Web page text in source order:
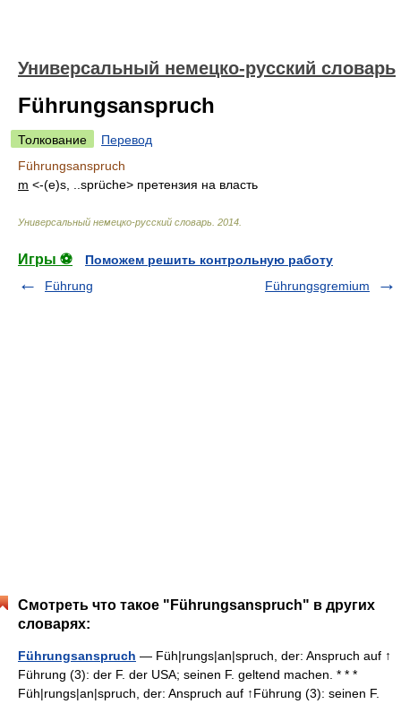
Универсальный немецко-русский словарь
Führungsanspruch
Толкование
Перевод
Führungsanspruch
m <-(e)s, ..sprüche> претензия на власть
Универсальный немецко-русский словарь 2014
Игры ⚽
Поможем решить контрольную работу
Führung
Führungsgremium
Смотреть что такое "Führungsanspruch" в других
словарях:
Führungsanspruch — Füh|rungs|an|spruch, der: Anspruch auf ↑
Führung (3): der F. der USA; seinen F. geltend machen. * * *
Füh|rungs|an|spruch, der: Anspruch auf ↑Führung (3): seinen F.